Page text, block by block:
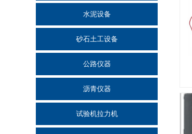
水泥设备
砂石土工设备
公路仪器
沥青仪器
试验机拉力机